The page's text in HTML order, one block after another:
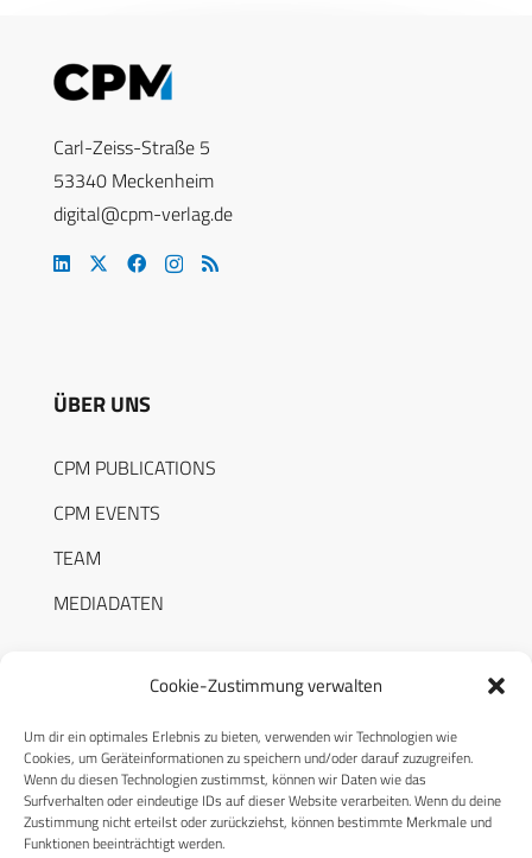
Cookie-Zustimmung verwalten
Um dir ein optimales Erlebnis zu bieten, verwenden wir Technologien wie
Cookies, um Geräteinformationen zu speichern und/oder darauf zuzugreifen.
Wenn du diesen Technologien zustimmst, können wir Daten wie das
Surfverhalten oder eindeutige IDs auf dieser Website verarbeiten. Wenn du deine
Zustimmung nicht erteilst oder zurückziehst, können bestimmte Merkmale und
Funktionen beeinträchtigt werden.
Carl-Zeiss-Straße 5
53340 Meckenheim
digital@cpm-verlag.de
ÜBER UNS
CPM PUBLICATIONS
CPM EVENTS
TEAM
MEDIADATEN
RECHTLICHES
Datenschutzerklärung